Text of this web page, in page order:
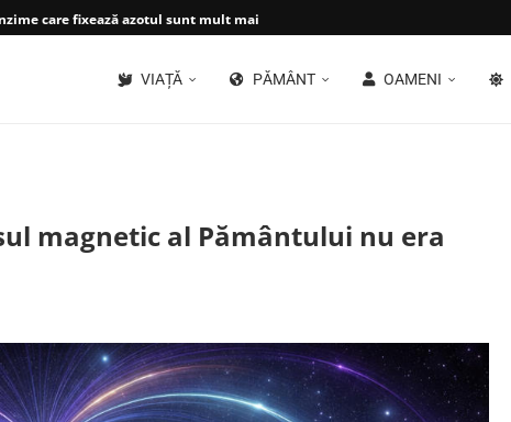
care fixează azotul sunt mult mai...
VIAȚĂ PĂMÂNT OAMENI
magnetic al Pământului nu era